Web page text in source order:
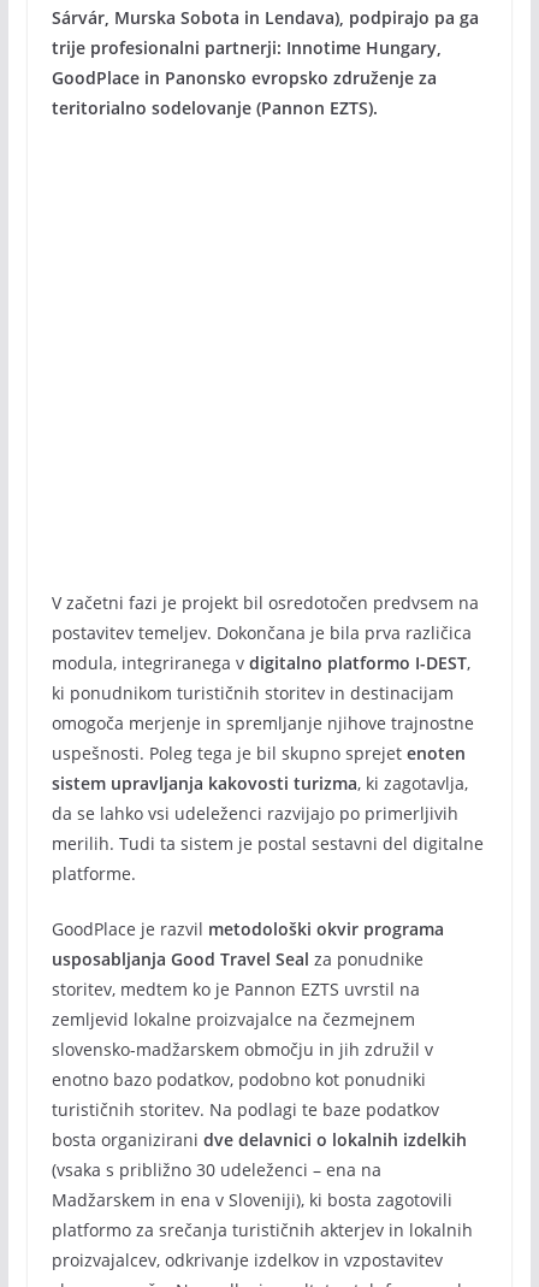
Sárvár, Murska Sobota in Lendava), podpirajo pa ga
trije profesionalni partnerji: Innotime Hungary,
GoodPlace in Panonsko evropsko združenje za
teritorialno sodelovanje (Pannon EZTS).
V začetni fazi je projekt bil osredotočen predvsem na
postavitev temeljev. Dokončana je bila prva različica
modula, integriranega v digitalno platformo I-DEST,
ki ponudnikom turističnih storitev in destinacijam
omogoča merjenje in spremljanje njihove trajnostne
uspešnosti. Poleg tega je bil skupno sprejet enoten
sistem upravljanja kakovosti turizma, ki zagotavlja,
da se lahko vsi udeleženci razvijajo po primerljivih
merilih. Tudi ta sistem je postal sestavni del digitalne
platforme.
GoodPlace je razvil metodološki okvir programa
usposabljanja Good Travel Seal za ponudnike
storitev, medtem ko je Pannon EZTS uvrstil na
zemljevid lokalne proizvajalce na čezmejnem
slovensko-madžarskem območju in jih združil v
enotno bazo podatkov, podobno kot ponudniki
turističnih storitev. Na podlagi te baze podatkov
bosta organizirani dve delavnici o lokalnih izdelkih
(vsaka s približno 30 udeleženci – ena na
Madžarskem in ena v Sloveniji), ki bosta zagotovili
platformo za srečanja turističnih akterjev in lokalnih
proizvajalcev, odkrivanje izdelkov in vzpostavitev